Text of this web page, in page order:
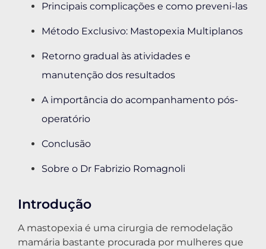
Principais complicações e como preveni-las
Método Exclusivo: Mastopexia Multiplanos
Retorno gradual às atividades e
manutenção dos resultados
A importância do acompanhamento pós-
operatório
Conclusão
Sobre o Dr Fabrizio Romagnoli
Introdução
A mastopexia é uma cirurgia de remodelação
mamária bastante procurada por mulheres que